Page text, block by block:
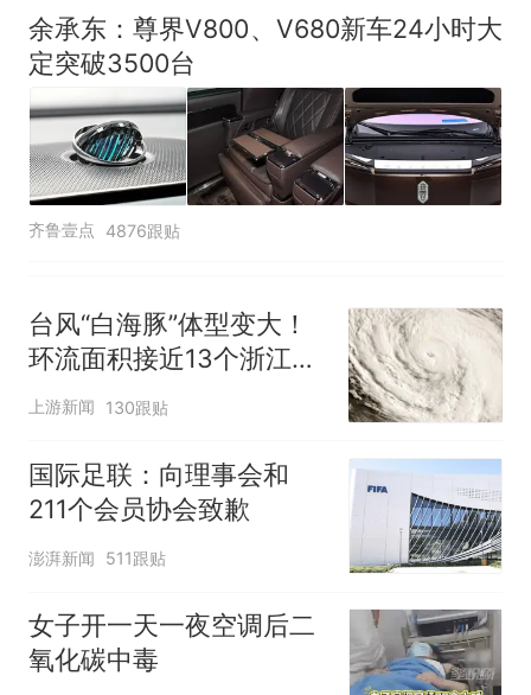
余承东：尊界V800、V680新车24小时大
定突破3500台
齐鲁壹点 4876跟贴
台风“白海豚”体型变大！
环流面积接近13个浙江那
么大
上游新闻 130跟贴
国际足联：向理事会和
211个会员协会致歉
澎湃新闻 511跟贴
女子开一天一夜空调后二
氧化碳中毒